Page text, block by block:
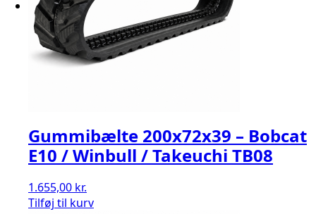
Gummibælte 200x72x39 – Bobcat
E10 / Winbull / Takeuchi TB08
1.655,00 kr.
Tilføj til kurv